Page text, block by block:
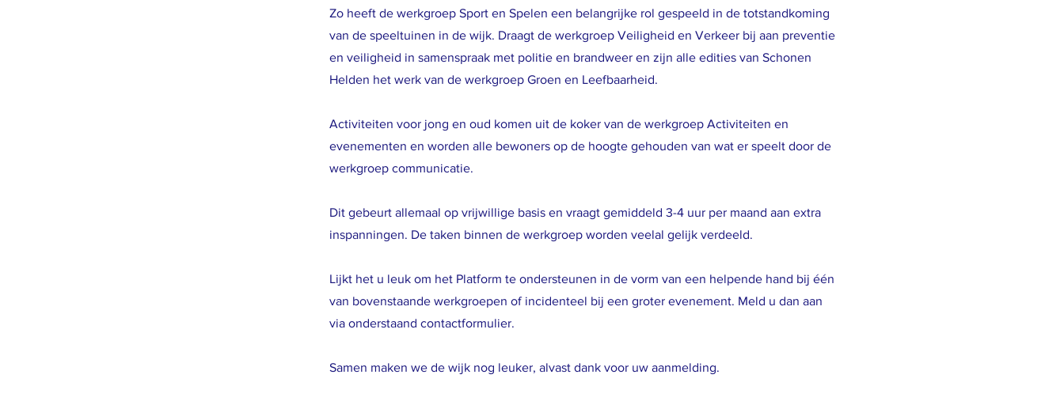
Zo heeft de werkgroep Sport en Spelen een belangrijke rol gespeeld in de totstandkoming
van de speeltuinen in de wijk. Draagt de werkgroep Veiligheid en Verkeer bij aan preventie
en veiligheid in samenspraak met politie en brandweer en zijn alle edities van Schonen
Helden het werk van de werkgroep Groen en Leefbaarheid.
Activiteiten voor jong en oud komen uit de koker van de werkgroep Activiteiten en
evenementen en worden alle bewoners op de hoogte gehouden van wat er speelt door de
werkgroep communicatie.
Dit gebeurt allemaal op vrijwillige basis en vraagt gemiddeld 3-4 uur per maand aan extra
inspanningen. De taken binnen de werkgroep worden veelal gelijk verdeeld.
Lijkt het u leuk om het Platform te ondersteunen in de vorm van een helpende hand bij één
van bovenstaande werkgroepen of incidenteel bij een groter evenement. Meld u dan aan
via onderstaand contactformulier.
Samen maken we de wijk nog leuker, alvast dank voor uw aanmelding.